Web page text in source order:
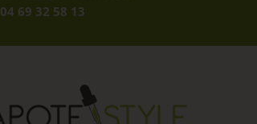
04 69 32 58 13